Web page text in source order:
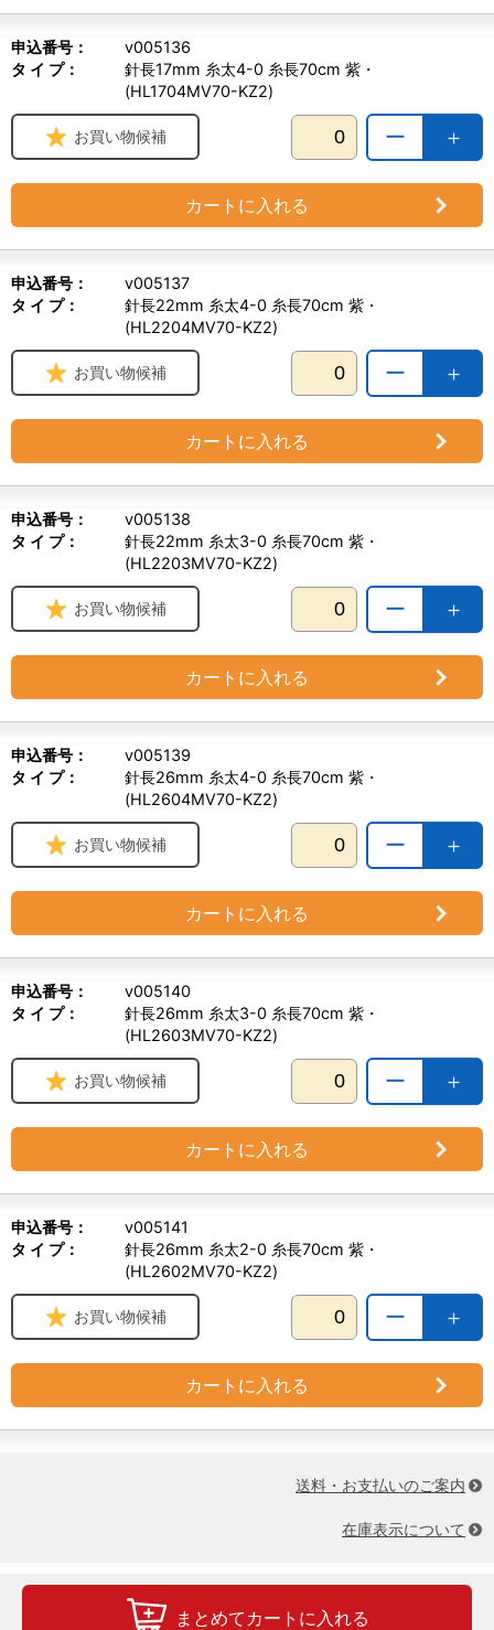
申込番号：
v005136
タ イ プ：
針長17mm 糸太4-0 糸長70cm 紫・
(HL1704MV70-KZ2)
＋
ー
お買い物候補
カートに入れる
申込番号：
v005137
タ イ プ：
針長22mm 糸太4-0 糸長70cm 紫・
(HL2204MV70-KZ2)
＋
ー
お買い物候補
カートに入れる
申込番号：
v005138
タ イ プ：
針長22mm 糸太3-0 糸長70cm 紫・
(HL2203MV70-KZ2)
＋
ー
お買い物候補
カートに入れる
申込番号：
v005139
タ イ プ：
針長26mm 糸太4-0 糸長70cm 紫・
(HL2604MV70-KZ2)
＋
ー
お買い物候補
カートに入れる
申込番号：
v005140
タ イ プ：
針長26mm 糸太3-0 糸長70cm 紫・
(HL2603MV70-KZ2)
＋
ー
お買い物候補
カートに入れる
申込番号：
v005141
タ イ プ：
針長26mm 糸太2-0 糸長70cm 紫・
(HL2602MV70-KZ2)
＋
ー
お買い物候補
カートに入れる
送料・お支払いのご案内
在庫表示について
まとめてカートに入れる